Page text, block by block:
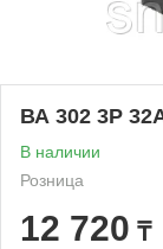
ВА 302 3P
В наличии
Розница
12 720 ₸